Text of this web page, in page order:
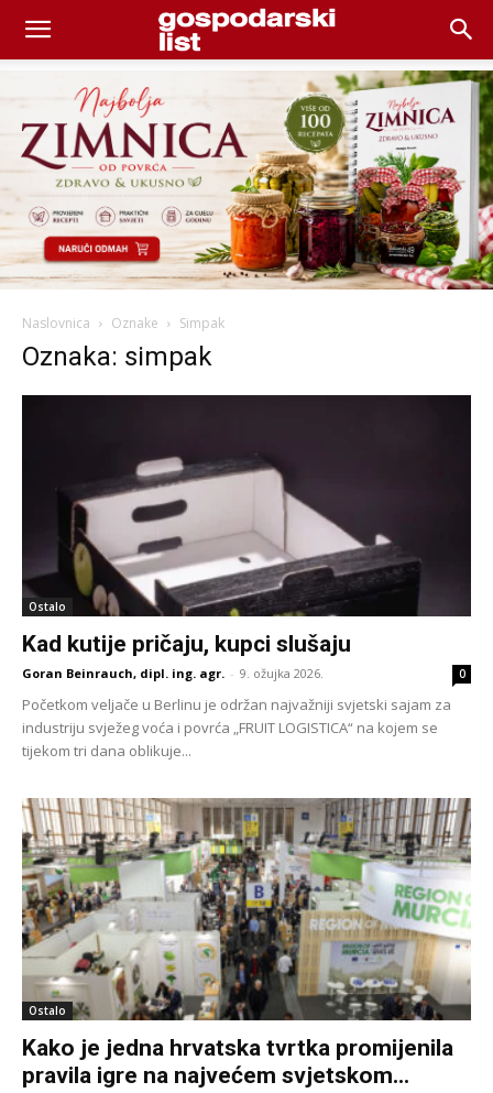
Naslovnica Oznake Simpak
Oznaka: simpak
Ostalo
Kad kutije pričaju, kupci slušaju
Goran Beinrauch, dipl. ing. agr. - 9. ožujka 2026. 0
Početkom veljače u Berlinu je održan najvažniji svjetski sajam za
industriju svježeg voća i povrća „FRUIT LOGISTICA“ na kojem se
tijekom tri dana oblikuje...
Ostalo
Kako je jedna hrvatska tvrtka promijenila
pravila igre na najvećem svjetskom...